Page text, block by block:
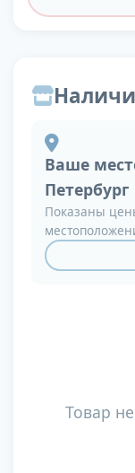
Ваше
Петербург
Показаны
Товар